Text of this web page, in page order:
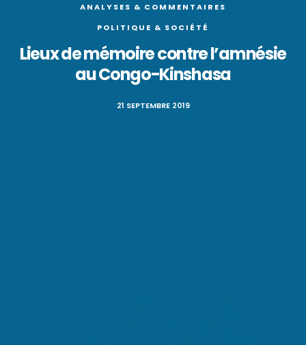
ANALYSES & COMMENTAIRES
POLITIQUE & SOCIÉTÉ
Lieux de mémoire contre l’amnésie
au Congo-Kinshasa
21 SEPTEMBRE 2019